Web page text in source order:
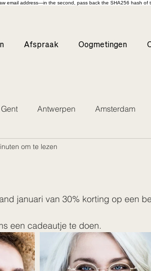
email address—in the second, pass back the SHA256 hash of
Afspraak Oogmetingen
Gent Antwerpen Amsterdam
om te lezen
januari van 30% korting op een
een cadeautje te doen.